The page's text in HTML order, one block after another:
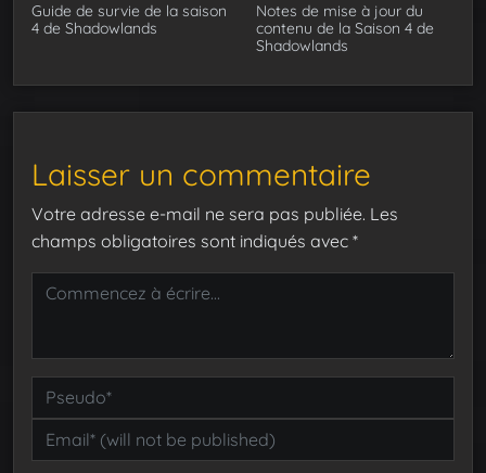
Guide de survie de la saison
4 de Shadowlands
Notes de mise à jour du
contenu de la Saison 4 de
Shadowlands
Laisser un commentaire
Votre adresse e-mail ne sera pas publiée. Les
champs obligatoires sont indiqués avec *